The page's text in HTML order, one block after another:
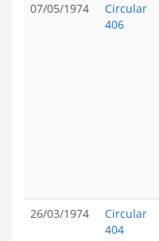
07/05/1974
Circular
406
26/03/1974
Circular
404